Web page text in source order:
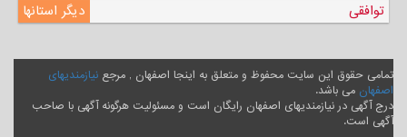
دیگر استانها توافقی
تمامی حقوق این سایت محفوظ و متعلق به اینجا اصفهان , مرجع نیازمندیهای
اصفهان می باشد.
درج آگهی در نیازمندیهای اصفهان رایگان است و مسئولیت هرگونه آگهی با صاحب
آگهی است.